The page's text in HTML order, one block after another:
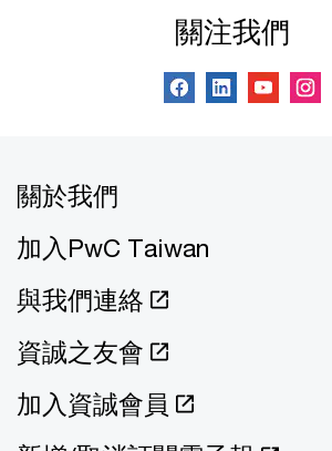
關注我們
關於我們
加入PwC Taiwan
與我們連絡
資誠之友會
加入資誠會員